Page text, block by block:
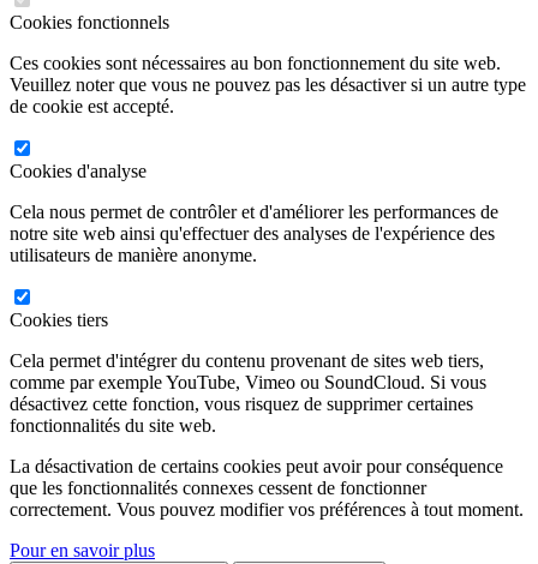
Cookies fonctionnels
Ces cookies sont nécessaires au bon fonctionnement du site web.
Veuillez noter que vous ne pouvez pas les désactiver si un autre type
de cookie est accepté.
Cookies d'analyse
Cela nous permet de contrôler et d'améliorer les performances de
notre site web ainsi qu'effectuer des analyses de l'expérience des
utilisateurs de manière anonyme.
Cookies tiers
Cela permet d'intégrer du contenu provenant de sites web tiers,
comme par exemple YouTube, Vimeo ou SoundCloud. Si vous
désactivez cette fonction, vous risquez de supprimer certaines
fonctionnalités du site web.
La désactivation de certains cookies peut avoir pour conséquence
que les fonctionnalités connexes cessent de fonctionner
correctement. Vous pouvez modifier vos préférences à tout moment.
Pour en savoir plus